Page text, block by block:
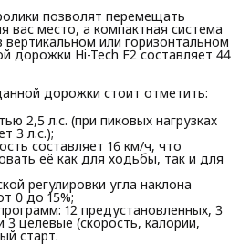
позволят перемещать
вас место, а компактная система
вертикальном или горизонтальном
дорожки Hi-Tech F2 составляет 44
дорожки стоит отметить:
2,5 л.с. (при пиковых нагрузках
3 л.с.);
составляет 16 км/ч, что
её как для ходьбы, так и для
регулировки угла наклона
0 до 15%;
12 предустановленных, 3
3 целевые (скорость, калории,
старт.